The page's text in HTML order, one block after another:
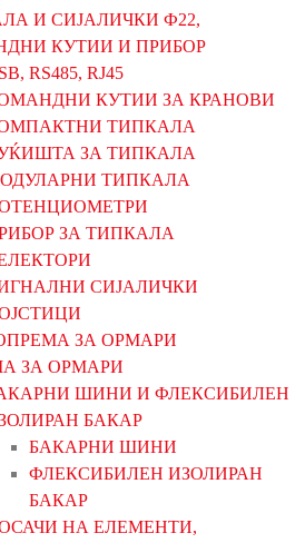
И СИЈАЛИЧКИ Ф22,
КУТИИ И ПРИБОР
RS485, RJ45
КУТИИ ЗА КРАНОВИ
ТИПКАЛА
ЗА ТИПКАЛА
ТИПКАЛА
ЗА ТИПКАЛА
СИЈАЛИЧКИ
ЗА ОРМАРИ
ЗА ОРМАРИ
ШИНИ И ФЛЕКСИБИЛЕН
БАКАР
БАКАРНИ ШИНИ
ФЛЕКСИБИЛЕН ИЗОЛИРАН
БАКАР
НА ЕЛЕМЕНТИ,